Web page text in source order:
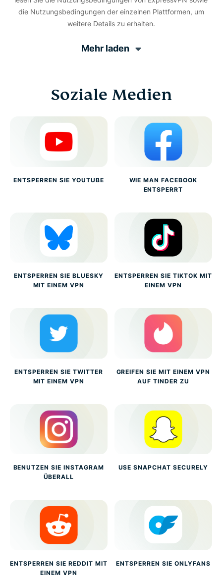
die Nutzungsbedingungen der einzelnen Plattformen, um
weitere Details zu erhalten.
Mehr laden
Soziale Medien
ENTSPERREN SIE YOUTUBE
WIE MAN FACEBOOK
ENTSPERRT
ENTSPERREN SIE BLUESKY
MIT EINEM VPN
ENTSPERREN SIE TIKTOK MIT
EINEM VPN
ENTSPERREN SIE TWITTER
MIT EINEM VPN
GREIFEN SIE MIT EINEM VPN
AUF TINDER ZU
BENUTZEN SIE INSTAGRAM
ÜBERALL
USE SNAPCHAT SECURELY
ENTSPERREN SIE REDDIT MIT
EINEM VPN
ENTSPERREN SIE ONLYFANS